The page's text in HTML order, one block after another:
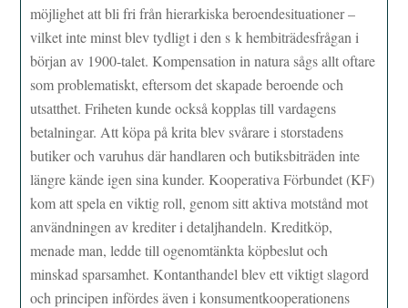
möjlighet att bli fri från hierarkiska beroendesituationer –
vilket inte minst blev tydligt i den s k hembiträdesfrågan i
början av 1900-talet. Kompensation in natura sågs allt oftare
som problematiskt, eftersom det skapade beroende och
utsatthet. Friheten kunde också kopplas till vardagens
betalningar. Att köpa på krita blev svårare i storstadens
butiker och varuhus där handlaren och butiksbiträden inte
längre kände igen sina kunder. Kooperativa Förbundet (KF)
kom att spela en viktig roll, genom sitt aktiva motstånd mot
användningen av krediter i detaljhandeln. Kreditköp,
menade man, ledde till ogenomtänkta köpbeslut och
minskad sparsamhet. Kontanthandel blev ett viktigt slagord
och principen infördes även i konsumentkooperationens